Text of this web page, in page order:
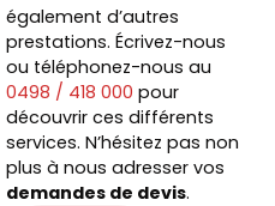
également d’autres
prestations. Écrivez-nous
ou téléphonez-nous au
0498 / 418 000 pour
découvrir ces différents
services. N’hésitez pas non
plus à nous adresser vos
demandes de devis.